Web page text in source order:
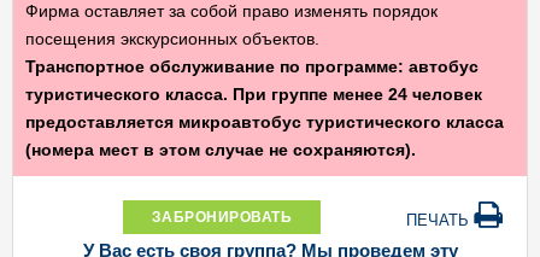
Фирма оставляет за собой право изменять порядок
посещения экскурсионных объектов.
Транспортное обслуживание по программе: автобус
туристического класса. При группе менее 24 человек
предоставляется микроавтобус туристического класса
(номера мест в этом случае не сохраняются).
ЗАБРОНИРОВАТЬ ПЕЧАТЬ
У Вас есть своя группа? Мы проведем эту